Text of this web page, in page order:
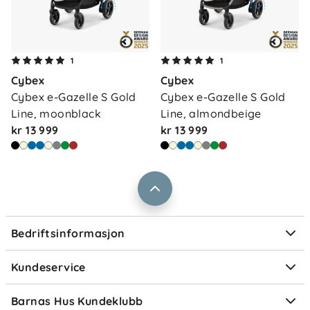
1
Cybex
Cybex e-Gazelle S Gold
Line, moonblack
kr 13 999
1
Cybex
Cybex e-Gazelle S Gold
Line, almondbeige
kr 13 999
Bedriftsinformasjon
Om oss
Våre butikker
Vårt samfunnsansvar
Jobbe i Barnas Hus
Størrelsesguider
Kundeservice
Kontakt oss
Frakt og levering
Retur og reklamasjon
Salgsbetingelser
Ofte stilte spørsmål
Om Klarna
Barnas Hus Kundeklubb
Medlemsvilkår